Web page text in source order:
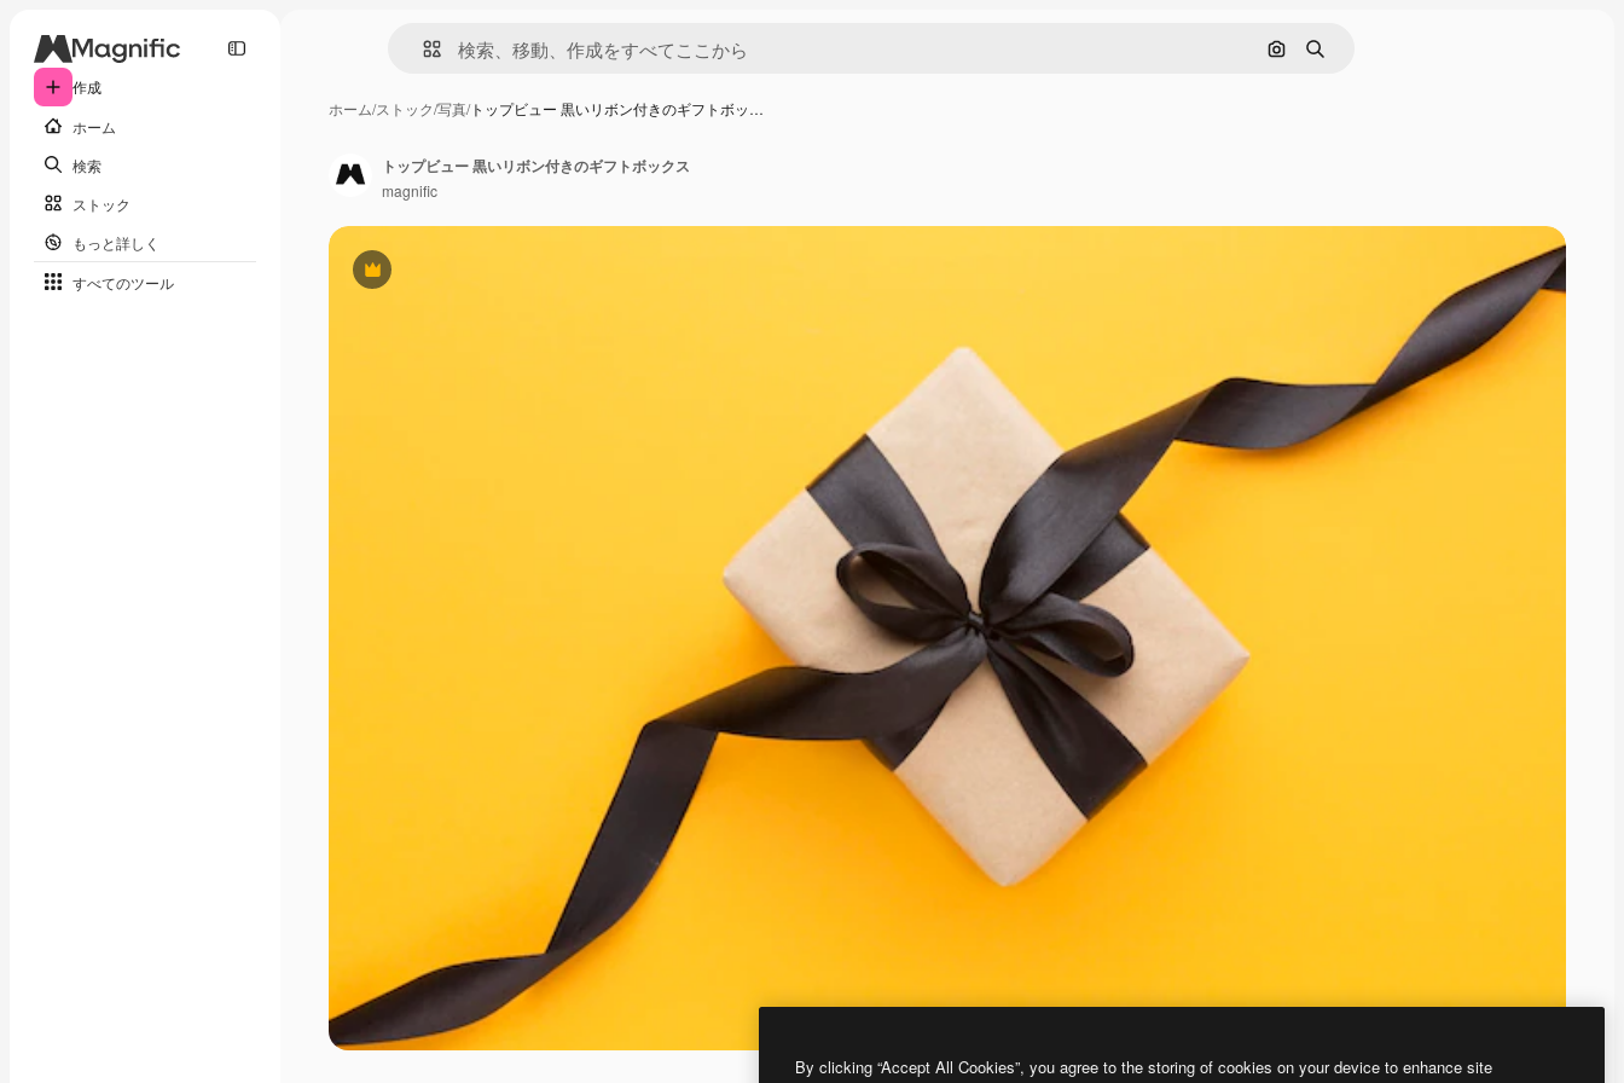
作成
ホーム
検索
ストック
もっと詳しく
すべてのツール
画像で検索
検索
ホーム/ストック/写真/トップビュー 黒いリボン付きのギフトボッ…
Premium
トップビュー 黒いリボン付きのギフトボックス
magnific
By clicking “Accept All Cookies”, you agree to the storing of cookies on your device to enhance site